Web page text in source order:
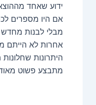
ידוע שאחד
מבלי לבנות מחדש
אחרות לא הייתם
היתרונות
מתבצע פשוט